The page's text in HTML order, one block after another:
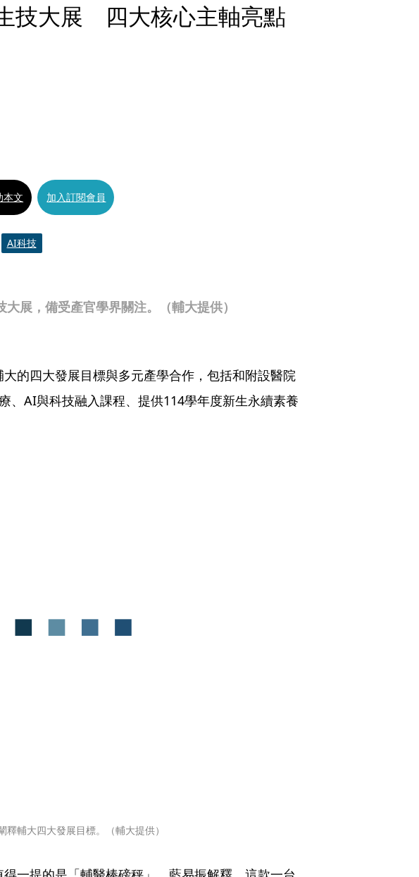
技大展 四大核心主軸亮點
展，備受產官學界關注。（輔大提供）
本文 加入訂閱會員
AI科技
的四大發展目標與多元產學合作，包括和附設醫院
、AI與科技融入課程、提供114學年度新生永續素養
釋輔大四大發展目標。（輔大提供）